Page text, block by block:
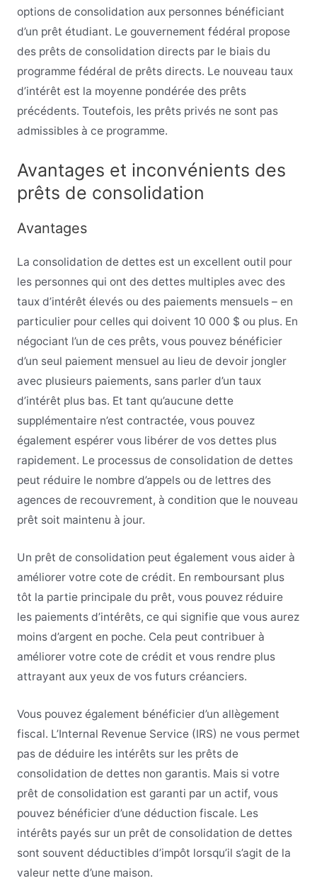
options de consolidation aux personnes bénéficiant
d’un prêt étudiant. Le gouvernement fédéral propose
des prêts de consolidation directs par le biais du
programme fédéral de prêts directs. Le nouveau taux
d’intérêt est la moyenne pondérée des prêts
précédents. Toutefois, les prêts privés ne sont pas
admissibles à ce programme.
Avantages et inconvénients des
prêts de consolidation
Avantages
La consolidation de dettes est un excellent outil pour
les personnes qui ont des dettes multiples avec des
taux d’intérêt élevés ou des paiements mensuels – en
particulier pour celles qui doivent 10 000 $ ou plus. En
négociant l’un de ces prêts, vous pouvez bénéficier
d’un seul paiement mensuel au lieu de devoir jongler
avec plusieurs paiements, sans parler d’un taux
d’intérêt plus bas. Et tant qu’aucune dette
supplémentaire n’est contractée, vous pouvez
également espérer vous libérer de vos dettes plus
rapidement. Le processus de consolidation de dettes
peut réduire le nombre d’appels ou de lettres des
agences de recouvrement, à condition que le nouveau
prêt soit maintenu à jour.
Un prêt de consolidation peut également vous aider à
améliorer votre cote de crédit. En remboursant plus
tôt la partie principale du prêt, vous pouvez réduire
les paiements d’intérêts, ce qui signifie que vous aurez
moins d’argent en poche. Cela peut contribuer à
améliorer votre cote de crédit et vous rendre plus
attrayant aux yeux de vos futurs créanciers.
Vous pouvez également bénéficier d’un allègement
fiscal. L’Internal Revenue Service (IRS) ne vous permet
pas de déduire les intérêts sur les prêts de
consolidation de dettes non garantis. Mais si votre
prêt de consolidation est garanti par un actif, vous
pouvez bénéficier d’une déduction fiscale. Les
intérêts payés sur un prêt de consolidation de dettes
sont souvent déductibles d’impôt lorsqu’il s’agit de la
valeur nette d’une maison.